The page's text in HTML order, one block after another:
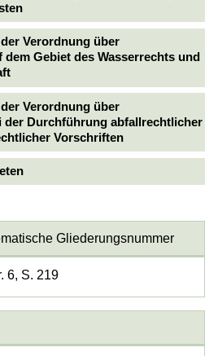
Verordnung über
Gebiet des Wasserrechts und
Verordnung über
der Durchführung abfallrechtlicher
Vorschriften
Gliederungsnummer
6, S. 219